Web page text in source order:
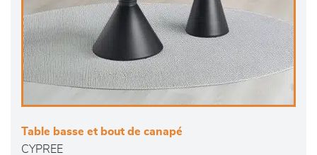
Table basse et bout de canapé
CYPREE